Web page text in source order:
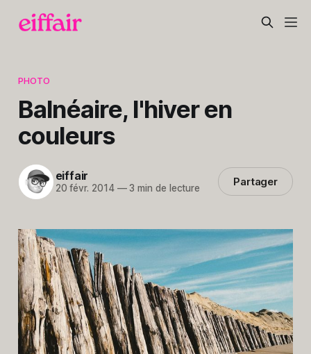
PHOTO
Balnéaire, l'hiver en
couleurs
eiffair
20 févr. 2014 —3 min de lecture Partager